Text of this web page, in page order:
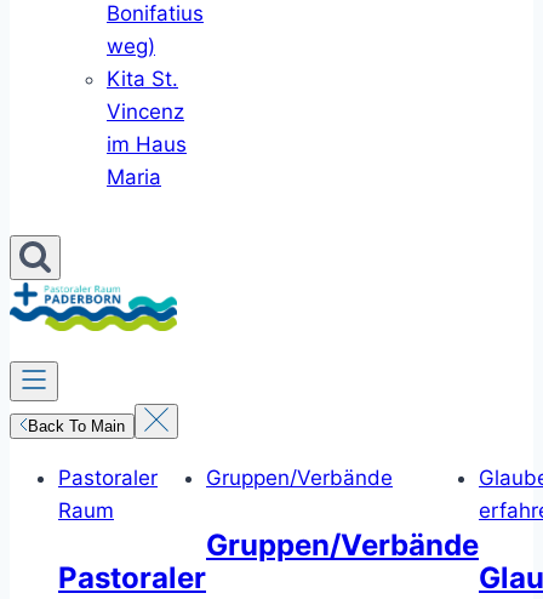
Bonifatius
weg)
Kita St.
Vincenz
im Haus
Maria
Back To Main
Pastoraler
Raum
Pastoraler
Gruppen/Verbände
Gruppen/Verbände